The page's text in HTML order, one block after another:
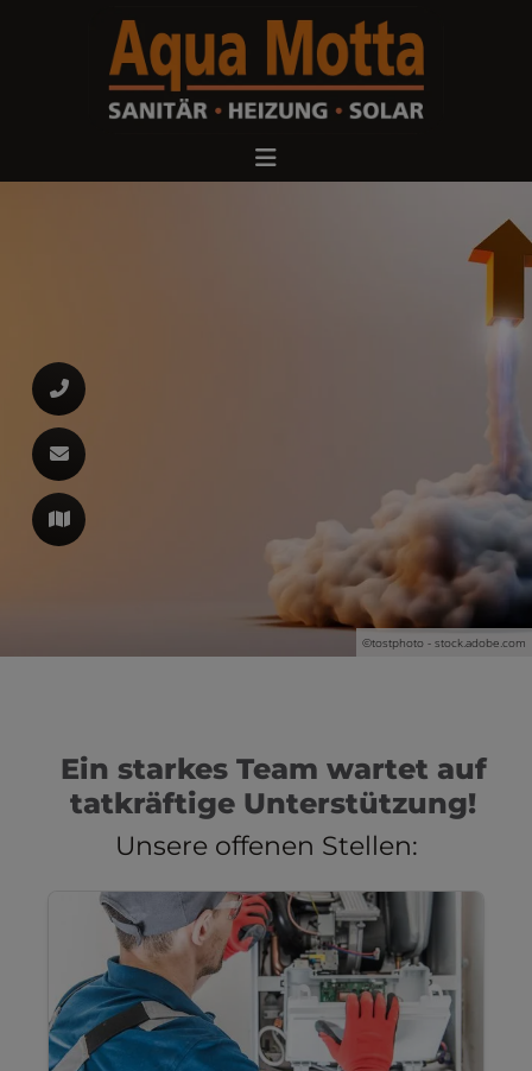
©tostphoto - stock.adobe.com
Ein starkes Team wartet auf
tatkräftige Unterstützung!
Unsere offenen Stellen:
schließen
schließen
und schließen